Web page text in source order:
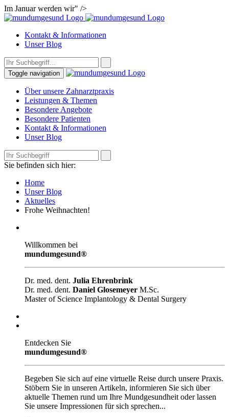
Im Januar werden wir" />
Kontakt & Informationen
Unser Blog
Toggle navigation
Über unsere Zahnarztpraxis
Leistungen & Themen
Besondere Angebote
Besondere Patienten
Kontakt & Informationen
Unser Blog
Sie befinden sich hier:
Home
Unser Blog
Aktuelles
Frohe Weihnachten!
Willkommen bei
mundumgesund®
Dr. med. dent. Julia Ehrenbrink
Dr. med. dent. Daniel Glosemeyer M.Sc.
Master of Science Implantology & Dental Surgery
Entdecken Sie
mundumgesund®
Begeben Sie sich auf eine virtuelle Reise durch unsere Praxis.
Stöbern Sie in unseren Artikeln, informieren Sie sich über
aktuelle Themen rund um Ihre Mundgesundheit oder lassen
Sie unsere Impressionen für sich sprechen...